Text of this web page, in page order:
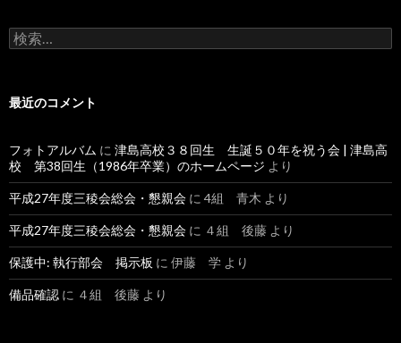
検
索:
最近のコメント
フォトアルバム に 津島高校３８回生 生誕５０年を祝う会 | 津島高
校 第38回生（1986年卒業）のホームページ より
平成27年度三稜会総会・懇親会 に 4組 青木 より
平成27年度三稜会総会・懇親会 に ４組 後藤 より
保護中: 執行部会 掲示板 に 伊藤 学 より
備品確認 に ４組 後藤 より